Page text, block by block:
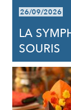
26/09/2026
LA
SOURIS